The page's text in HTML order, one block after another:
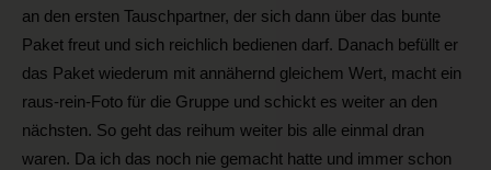
an den ersten Tauschpartner, der sich dann über das bunte
Paket freut und sich reichlich bedienen darf. Danach befüllt er
das Paket wiederum mit annähernd gleichem Wert, macht ein
raus-rein-Foto für die Gruppe und schickt es weiter an den
nächsten. So geht das reihum weiter bis alle einmal dran
waren. Da ich das noch nie gemacht hatte und immer schon